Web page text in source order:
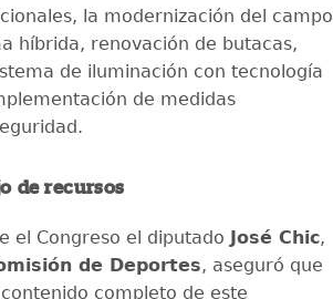
la modernización del campo
híbrida, renovación de butacas,
de iluminación con tecnología
de medidas
de recursos
el Congreso el diputado José Chic,
de Deportes, aseguró que
completo de este